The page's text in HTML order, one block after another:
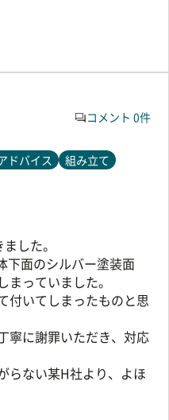
コメント 0件
ドバイス
組み立て
した。
下面のシルバー塗装面
っていました。
付いてしまったものと思
寧に謝罪いただき、対応
らない某H社より、よほ